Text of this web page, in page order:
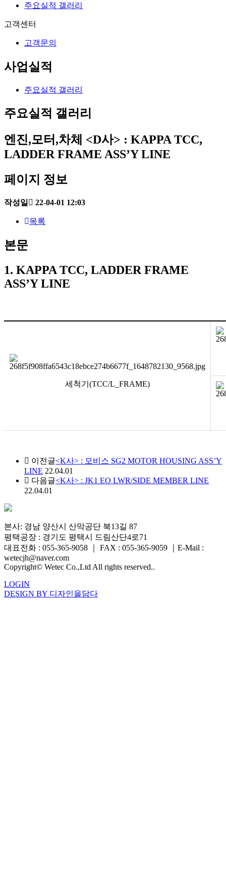
주요실적 갤러리
고객센터
고객문의
사업실적
주요실적 갤러리
주요실적 갤러리
엔진,모터,차체
<D사> : KAPPA TCC,
LADDER FRAME ASS’Y LINE
페이지 정보
작성일 22-04-01 12:03
목록
본문
1. KAPPA TCC, LADDER FRAME
ASS’Y LINE
세척기(TCC/L_FRAME)
이전글<K사> : 모비스 SG2 MOTOR HOUSING ASS’Y
LINE 22.04.01
다음글<K사> : JK1 EO LWR/SIDE MEMBER LINE
22.04.01
본사: 경남 양산시 산막공단 북13길 87
평택공장 : 경기도 평택시 드림산단4로71
대표전화 : 055-365-9058
FAX : 055-365-9059
E-Mail :
wetecjh@naver.com
Copyright© Wetec Co.,Ltd All rights reserved..
LOGIN
DESIGN BY 디자인을담다